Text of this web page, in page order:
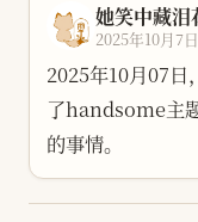
她笑中藏泪
2025年10月7
2025年10月07日
了handsome主
的事情。